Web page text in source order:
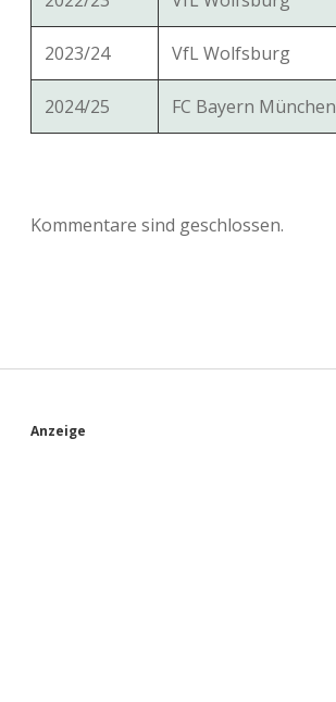
2023/24 VfL Wolfsburg
2024/25 FC Bayern München
Kommentare sind geschlossen.
S
Anzeige